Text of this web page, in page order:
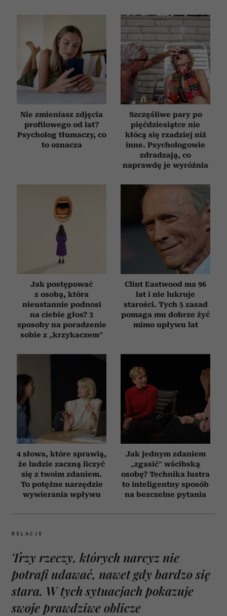
Nie zmieniasz zdjęcia
profilowego od lat?
Psycholog tłumaczy, co
to oznacza
Szczęśliwe pary po
pięćdziesiątce nie
kłócą się rzadziej niż
inne. Psychologowie
zdradzają, co
naprawdę je wyróżnia
Jak postępować
z osobą, która
nieustannie podnosi
na ciebie głos? 3
sposoby na poradzenie
sobie z „krzykaczem”
Clint Eastwood ma 96
lat i nie lukruje
starości. Tych 5 zasad
pomaga mu dobrze żyć
mimo upływu lat
4 słowa, które sprawią,
że ludzie zaczną liczyć
się z twoim zdaniem.
To potężne narzędzie
wywierania wpływu
Jak jednym zdaniem
„zgasić” wścibską
osobę? Technika lustra
to inteligentny sposób
na bezczelne pytania
RELACJE
Trzy rzeczy, których narcyz nie
potrafi udawać, nawet gdy bardzo się
stara. W tych sytuacjach pokazuje
swoje prawdziwe oblicze